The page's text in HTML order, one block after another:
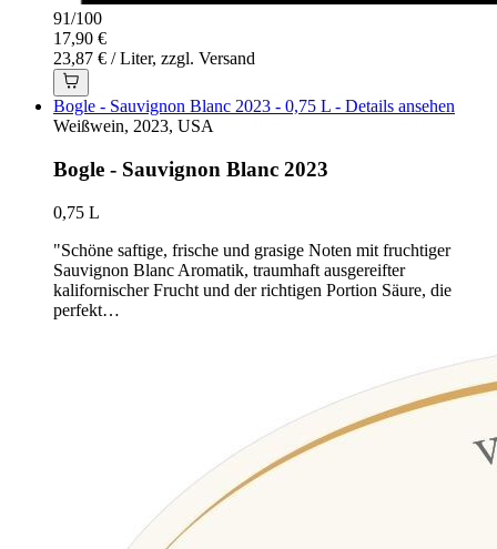
91/100
17,90 €
23,87 € / Liter, zzgl. Versand
Bogle - Sauvignon Blanc 2023 - 0,75 L - Details ansehen
Weißwein, 2023, USA
Bogle - Sauvignon Blanc 2023
0,75 L
"Schöne saftige, frische und grasige Noten mit fruchtiger
Sauvignon Blanc Aromatik, traumhaft ausgereifter
kalifornischer Frucht und der richtigen Portion Säure, die
perfekt…